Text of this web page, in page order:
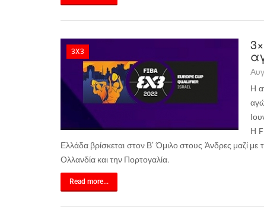
3X3
Η
Η
Ελλάδα βρίσκεται στον Β’ Όμιλο στους Άνδρες μαζί με
Ολλανδία και την Πορτογαλία.
Read more...